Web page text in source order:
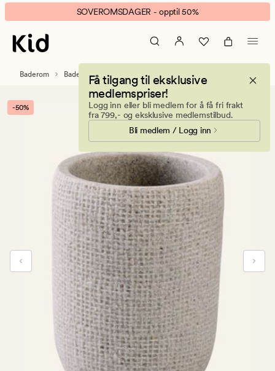
Even
tannglass
grå
banner.
Klikk
ESCAPE
pause.
SOVEROMSDAGER - opptil 50%
Få tilgang til eksklusive
medlemspriser!
Logg inn eller bli medlem for å få fri frakt
fra 799,- og eksklusive medlemstilbud.
Bli medlem / Logg inn
Baderom Baderomstilbehør
-50%